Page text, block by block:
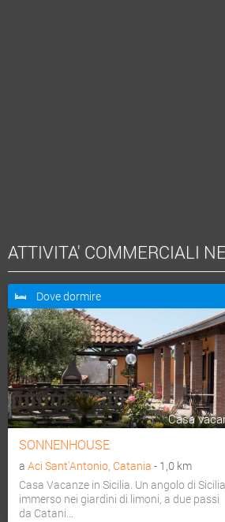
ATTIVITA' COMMERCIALI
Dove dormire
Casa
SONNENHOUSE
a Aci Sant'Antonio, Catania - 1,0 km
Casa Vacanze in Sicilia. Un angolo di
immerso nei giardini di limoni, a due passi
da Catani...